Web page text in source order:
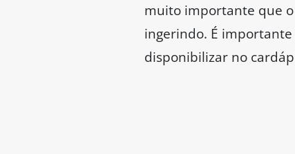
muito importante que
ingerindo. É
disponibilizar no